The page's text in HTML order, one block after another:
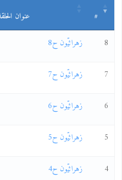
عنوان الحلقة
زهرائيّون ح8
زهرائيّون ح7
زهرائيّون ح6
زهرائيّون ح5
زهرائيّون ح4